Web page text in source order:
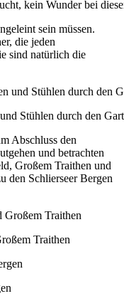
kein Wunder bei
sein müssen.
die jeden
sind natürlich die
Stühlen durch den
Abschluss den
und betrachten
Großem Traithen und
den Schlierseer Bergen
Traithen